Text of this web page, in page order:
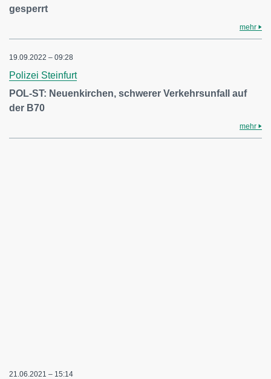
gesperrt
mehr
19.09.2022 – 09:28
Polizei Steinfurt
POL-ST: Neuenkirchen, schwerer Verkehrsunfall auf
der B70
mehr
21.06.2021 – 15:14